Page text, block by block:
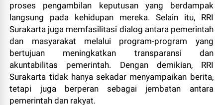
proses pengambilan keputusan yang berdampak
langsung pada kehidupan mereka. Selain itu, RRI
Surakarta juga memfasilitasi dialog antara pemerintah
dan masyarakat melalui program-program yang
bertujuan meningkatkan transparansi dan
akuntabilitas pemerintah. Dengan demikian, RRI
Surakarta tidak hanya sekadar menyampaikan berita,
tetapi juga berperan sebagai jembatan antara
pemerintah dan rakyat.